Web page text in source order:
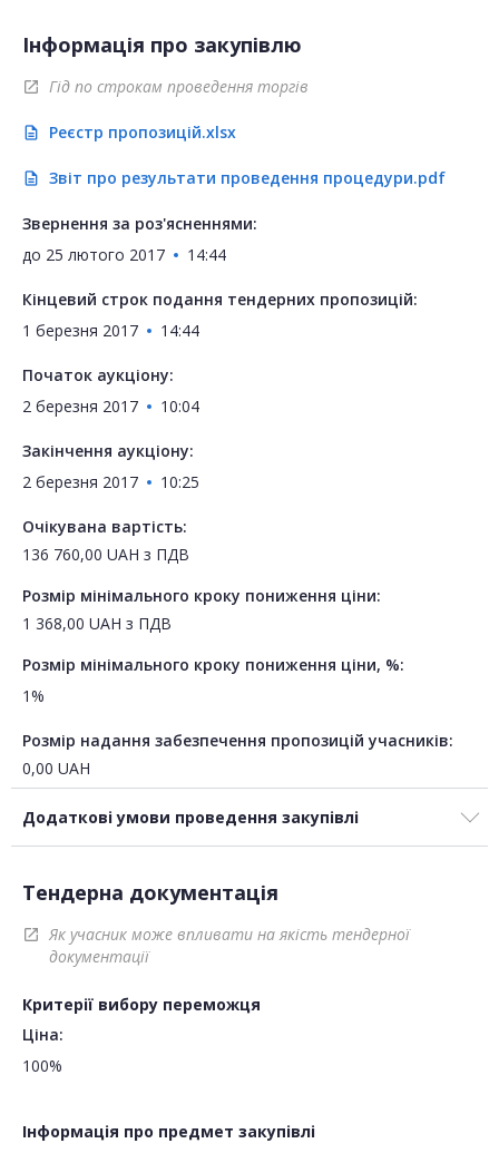
Інформація про закупівлю
open_in_new Гід по строкам проведення торгів
description Реєстр пропозицій.xlsx
description Звіт про результати проведення процедури.pdf
Звернення за роз'ясненнями:
до 25 лютого 2017 14:44
Кінцевий строк подання тендерних пропозицій:
1 березня 2017
14:44
Початок аукціону:
2 березня 2017
10:04
Закінчення аукціону:
2 березня 2017
10:25
Очікувана вартість:
136 760,00 UAH з ПДВ
Розмір мінімального кроку пониження ціни:
1 368,00 UAH з ПДВ
Розмір мінімального кроку пониження ціни, %:
1%
Розмір надання забезпечення пропозицій учасників:
0,00 UAH
Додаткові умови проведення закупівлі
Тендерна документація
open_in_new
Як учасник може впливати на якість тендерної
документації
Критерії вибору переможця
Ціна:
100%
Інформація про предмет закупівлі